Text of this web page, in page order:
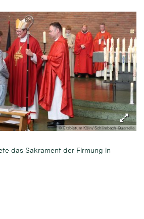
© Erzbistum Köln/ Schlimbach-Quarrella
das Sakrament der Firmung in